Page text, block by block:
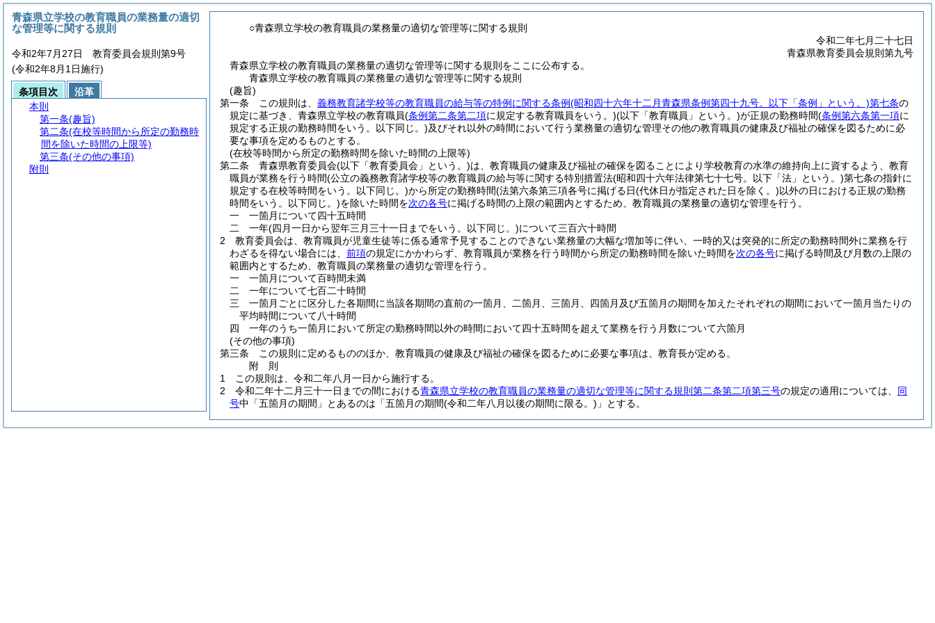
○青森県立学校の教育職員の業務量の適切な管理等に関する規則
令和二年七月二十七日
青森県教育委員会規則第九号
青森県立学校の教育職員の業務量の適切な管理等に関する規則をここに公布する。
青森県立学校の教育職員の業務量の適切な管理等に関する規則
(趣旨)
第一条
この規則は、 義務教育諸学校等の教育職員の給与等の特例に関する条例(昭和四十六年十二月青森県条例第四十九号。以下「条例」という。)第七条の
規定に基づき、青森県立学校の教育職員(条例第二条第二項に規定する教育職員をいう。)(以下「教育職員」という。)が正規の勤務時間(条例第六条第一項に
規定する正規の勤務時間をいう。以下同じ。)及びそれ以外の時間において行う業務量の適切な管理その他の教育職員の健康及び福祉の確保を図るために必
要な事項を定めるものとする。
(在校等時間から所定の勤務時間を除いた時間の上限等)
第二条
青森県教育委員会(以下「教育委員会」という。)は、教育職員の健康及び福祉の確保を図ることにより学校教育の水準の維持向上に資するよう、教育
職員が業務を行う時間(公立の義務教育諸学校等の教育職員の給与等に関する特別措置法(昭和四十六年法律第七十七号。以下「法」という。)第七条の指針に
規定する在校等時間をいう。以下同じ。)から所定の勤務時間(法第六条第三項各号に掲げる日(代休日が指定された日を除く。)以外の日における正規の勤務
時間をいう。以下同じ。)を除いた時間を次の各号に掲げる時間の上限の範囲内とするため、教育職員の業務量の適切な管理を行う。
一
一箇月について四十五時間
二
一年(四月一日から翌年三月三十一日までをいう。以下同じ。)について三百六十時間
2
教育委員会は、教育職員が児童生徒等に係る通常予見することのできない業務量の大幅な増加等に伴い、一時的又は突発的に所定の勤務時間外に業務を行
わざるを得ない場合には、 前項の規定にかかわらず、教育職員が業務を行う時間から所定の勤務時間を除いた時間を次の各号に掲げる時間及び月数の上限の
範囲内とするため、教育職員の業務量の適切な管理を行う。
一
一箇月について百時間未満
二
一年について七百二十時間
三
一箇月ごとに区分した各期間に当該各期間の直前の一箇月、二箇月、三箇月、四箇月及び五箇月の期間を加えたそれぞれの期間において一箇月当たりの
平均時間について八十時間
四
一年のうち一箇月において所定の勤務時間以外の時間において四十五時間を超えて業務を行う月数について六箇月
(その他の事項)
第三条
この規則に定めるもののほか、教育職員の健康及び福祉の確保を図るために必要な事項は、教育長が定める。
附 則
1
この規則は、令和二年八月一日から施行する。
2
令和二年十二月三十一日までの間における青森県立学校の教育職員の業務量の適切な管理等に関する規則第二条第二項第三号の規定の適用については、 同
号中「五箇月の期間」とあるのは「五箇月の期間(令和二年八月以後の期間に限る。) 」とする。
青森県立学校の教育職員の業務量の適切
な管理等に関する規則
令和2年7月27日 教育委員会規則第9号
(令和2年8月1日施行)
条項目次
沿革
本則
第一条(趣旨)
第二条(在校等時間から所定の勤務時
間を除いた時間の上限等)
第三条(その他の事項)
附則